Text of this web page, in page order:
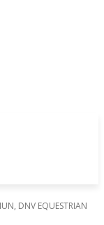
DNV EQUESTRIAN